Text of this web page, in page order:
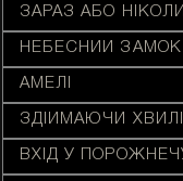
ЗАРАЗ АБО НІКОЛИ
НЕБЕСНИЙ ЗАМОК
АМЕЛІ
ЗДІЙМАЮЧИ
ВХІД У